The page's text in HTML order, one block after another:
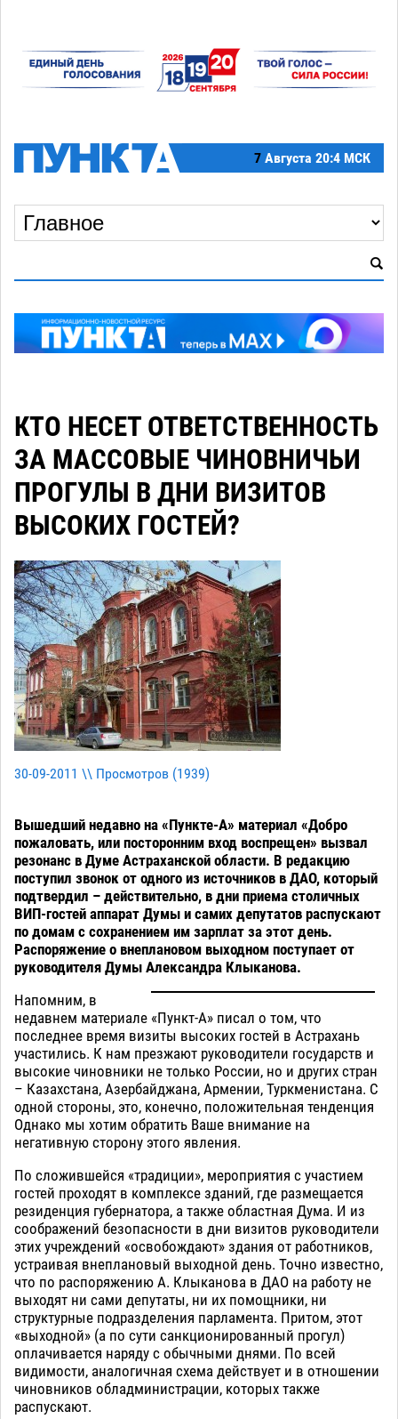
7 Августа 20:4 МСК
КТО НЕСЕТ ОТВЕТСТВЕННОСТЬ
ЗА МАССОВЫЕ ЧИНОВНИЧЬИ
ПРОГУЛЫ В ДНИ ВИЗИТОВ
ВЫСОКИХ ГОСТЕЙ?
30-09-2011 \\ Просмотров (1939)
Вышедший недавно на «Пункте-А» материал «Добро
пожаловать, или посторонним вход воспрещен» вызвал
резонанс в Думе Астраханской области. В редакцию
поступил звонок от одного из источников в ДАО, который
подтвердил – действительно, в дни приема столичных
ВИП-гостей аппарат Думы и самих депутатов распускают
по домам с сохранением им зарплат за этот день.
Распоряжение о внеплановом выходном поступает от
руководителя Думы Александра Клыканова.
Напомним, в
недавнем материале «Пункт-А» писал о том, что
последнее время визиты высоких гостей в Астрахань
участились. К нам презжают руководители государств и
высокие чиновники не только России, но и других стран
– Казахстана, Азербайджана, Армении, Туркменистана. С
одной стороны, это, конечно, положительная тенденция
Однако мы хотим обратить Ваше внимание на
негативную сторону этого явления.
По сложившейся «традиции», мероприятия с участием
гостей проходят в комплексе зданий, где размещается
резиденция губернатора, а также областная Дума. И из
соображений безопасности в дни визитов руководители
этих учреждений «освобождают» здания от работников,
устраивая внеплановый выходной день. Точно известно,
что по распоряжению А. Клыканова в ДАО на работу не
выходят ни сами депутаты, ни их помощники, ни
структурные подразделения парламента. Притом, этот
«выходной» (а по сути санкционированный прогул)
оплачивается наряду с обычными днями. По всей
видимости, аналогичная схема действует и в отношении
чиновников обладминистрации, которых также
распускают.